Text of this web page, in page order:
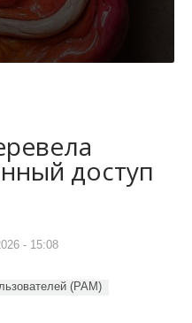
доступ
- 15:08
(PAM)